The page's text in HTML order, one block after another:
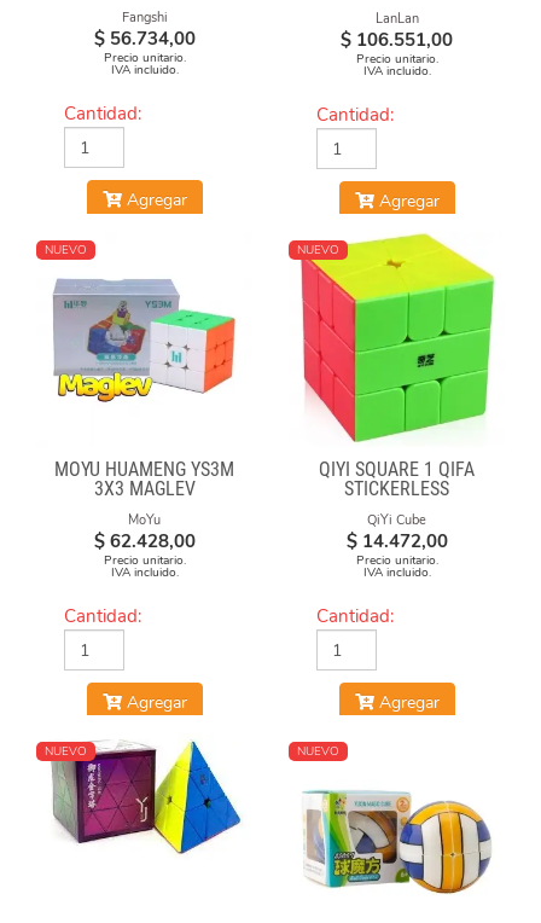
Fangshi
$ 56.734,00
Precio unitario.
IVA incluido.
Cantidad:
Agregar
LanLan
$ 106.551,00
Precio unitario.
IVA incluido.
Cantidad:
Agregar
NUEVO
MOYU HUAMENG YS3M
3X3 MAGLEV
MoYu
$ 62.428,00
Precio unitario.
IVA incluido.
Cantidad:
Agregar
NUEVO
QIYI SQUARE 1 QIFA
STICKERLESS
QiYi Cube
$ 14.472,00
Precio unitario.
IVA incluido.
Cantidad:
Agregar
NUEVO NUEVO